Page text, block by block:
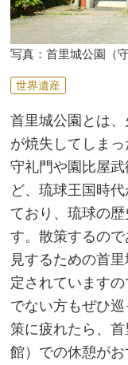
写真：首里城公園（守
世界遺産
首里城公園とは
が焼失してしまっ
守礼門や園比屋
ど、琉球王国時
ており、琉球の
す。散策するの
見するための首
定されています
でない方もぜひ
策に疲れたら、
館）での休憩が